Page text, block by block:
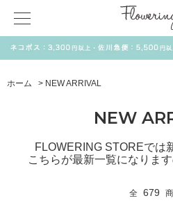
ホーム > NEW ARRIVAL
NEW
FLOWERING STOREでは
こちらが最新一覧になりま
全 679
気化冷却スカーフ matsui